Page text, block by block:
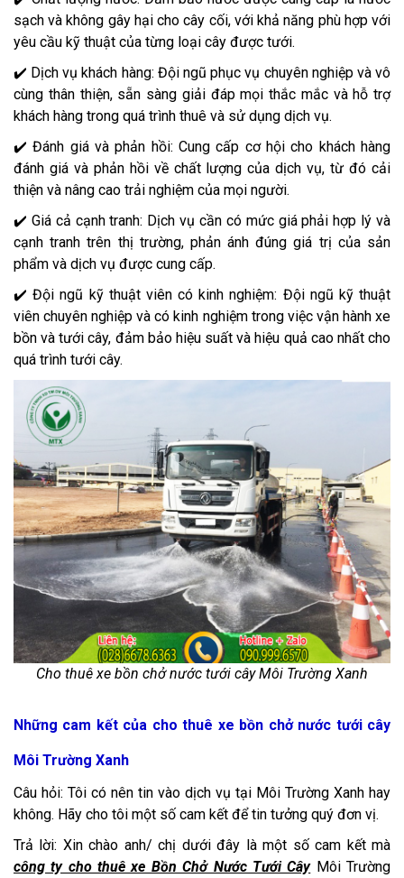
sạch và không gây hại cho cây cối, với khả năng phù hợp với
yêu cầu kỹ thuật của từng loại cây được tưới.
✔️ Dịch vụ khách hàng: Đội ngũ phục vụ chuyên nghiệp và vô
cùng thân thiện, sẵn sàng giải đáp mọi thắc mắc và hỗ trợ
khách hàng trong quá trình thuê và sử dụng dịch vụ.
✔️ Đánh giá và phản hồi: Cung cấp cơ hội cho khách hàng
đánh giá và phản hồi về chất lượng của dịch vụ, từ đó cải
thiện và nâng cao trải nghiệm của mọi người.
✔️ Giá cả cạnh tranh: Dịch vụ cần có mức giá phải hợp lý và
cạnh tranh trên thị trường, phản ánh đúng giá trị của sản
phẩm và dịch vụ được cung cấp.
✔️ Đội ngũ kỹ thuật viên có kinh nghiệm: Đội ngũ kỹ thuật
viên chuyên nghiệp và có kinh nghiệm trong việc vận hành xe
bồn và tưới cây, đảm bảo hiệu suất và hiệu quả cao nhất cho
quá trình tưới cây.
Cho thuê xe bồn chở nước tưới cây Môi Trường Xanh
Những cam kết của cho thuê xe bồn chở nước tưới cây
Môi Trường Xanh
Câu hỏi: Tôi có nên tin vào dịch vụ tại Môi Trường Xanh hay
không. Hãy cho tôi một số cam kết để tin tưởng quý đơn vị.
Trả lời: Xin chào anh/ chị dưới đây là một số cam kết mà
công ty cho thuê xe Bồn Chở Nước Tưới CâyMôi Trường